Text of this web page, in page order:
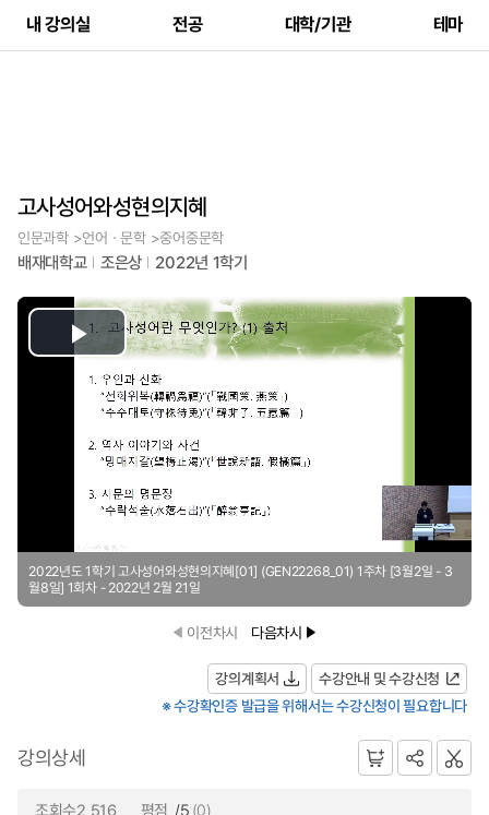
내 강의실 전공 대학/기관 테마
고사성어와성현의지혜
인문과학 >언어ㆍ문학 >중어중문학
배재대학교 조은상 2022년 1학기
Play
Video
2022년도 1학기 고사성어와성현의지혜[01] (GEN22268_01) 1주차 [3월2일 - 3
월8일] 1회차 - 2022년 2월 21일
이전차시 다음차시
강의계획서
수강안내 및 수강신청
※ 수강확인증 발급을 위해서는 수강신청이 필요합니다
강의상세
조회수2,516 평점 /5 (0)